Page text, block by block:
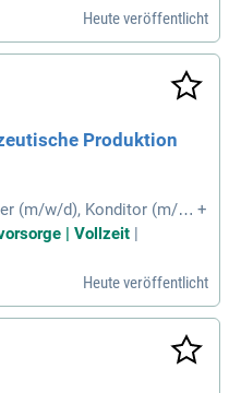
Heute veröffentlicht
Produktion
(m/w/d), Konditor (m/w/
w/d) oder vergleichbar
im Produktionsumfeld
+
| Vollzeit |
Heute veröffentlicht